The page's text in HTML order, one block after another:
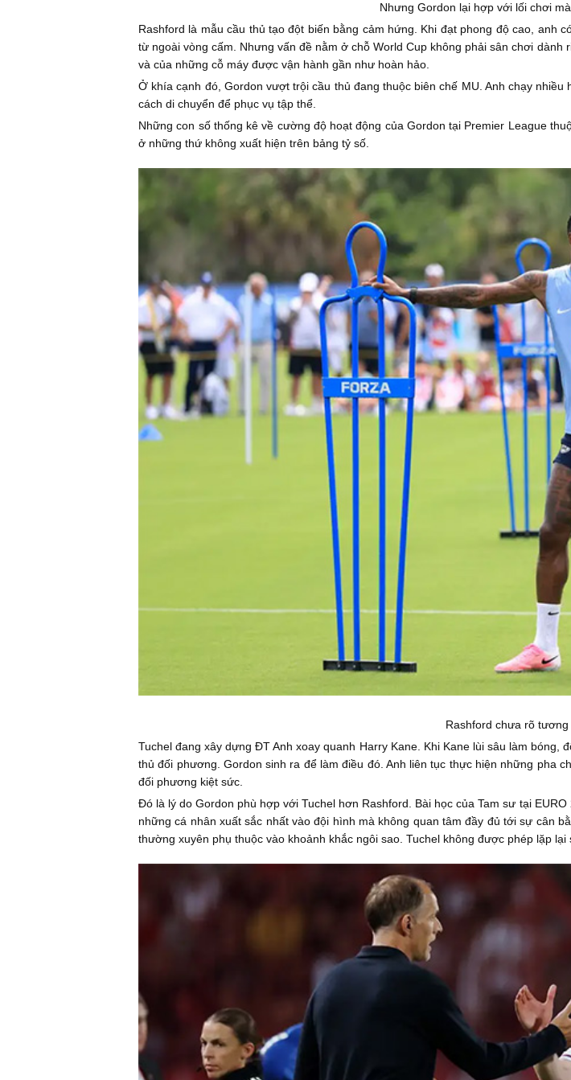
Nhưng Gordon lại hợp với lối chơi
Rashford là mẫu cầu thủ tạo đột biến bằng cảm hứng. Khi đạt phong độ cao, anh
từ ngoài vòng cấm. Nhưng vấn đề nằm ở chỗ World Cup không phải sân chơi
và của những cỗ máy được vận hành gần như hoàn hảo.
Ở khía cạnh đó, Gordon vượt trội cầu thủ đang thuộc biên chế MU. Anh chạy
cách di chuyển để phục vụ tập thể.
Những con số thống kê về cường độ hoạt động của Gordon tại Premier League
ở những thứ không xuất hiện trên bảng tỷ số.
Rashford chưa rõ tương
Tuchel đang xây dựng ĐT Anh xoay quanh Harry Kane. Khi Kane lùi sâu làm
thủ đối phương. Gordon sinh ra để làm điều đó. Anh liên tục thực hiện những pha
đối phương kiệt sức.
Đó là lý do Gordon phù hợp với Tuchel hơn Rashford. Bài học của Tam sư tại
những cá nhân xuất sắc nhất vào đội hình mà không quan tâm đầy đủ tới sự cân
thường xuyên phụ thuộc vào khoảnh khắc ngôi sao. Tuchel không được phép lặp lại